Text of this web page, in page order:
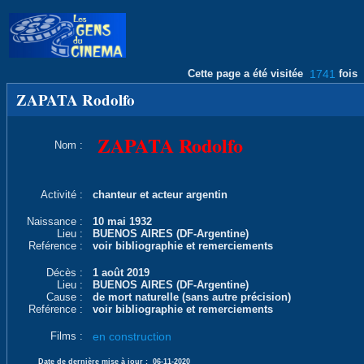
Cette page a été visitée 1741 fois
ZAPATA Rodolfo
Nom : ZAPATA Rodolfo
Activité : chanteur et acteur argentin
Naissance :
10 mai 1932
Lieu :
BUENOS AIRES (DF-Argentine)
Reférence :
voir bibliographie et remerciements
Décès :
1 août 2019
Lieu :
BUENOS AIRES (DF-Argentine)
Cause :
de mort naturelle (sans autre précision)
Reférence :
voir bibliographie et remerciements
Films : en construction
Date de dernière mise à jour : 06-11-2020